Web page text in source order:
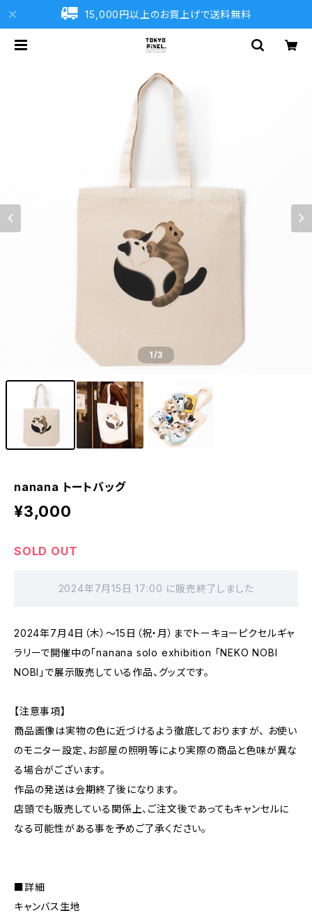
15,000円以上のお買上げで送料無料
1/3
nanana トートバッグ
¥3,000
SOLD OUT
2024年7月15日 17:00 に販売終了しました
2024年7月4日（木）～15日（祝・月）までトーキョーピクセルギャ
ラリーで開催中の「nanana solo exhibition 「NEKO NOBI
NOBI」で展示販売している作品、グッズです。
【注意事項】
商品画像は実物の色に近づけるよう徹底しておりますが、 お使い
のモニター設定、お部屋の照明等により実際の商品と色味が異な
る場合がございます。
作品の発送は会期終了後になります。
店頭でも販売している関係上、ご注文後であってもキャンセルに
なる可能性がある事を予めご了承ください。
■詳細
キャンバス生地